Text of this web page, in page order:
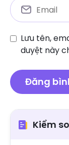
Lưu tên,
duyệt này
Kiểm